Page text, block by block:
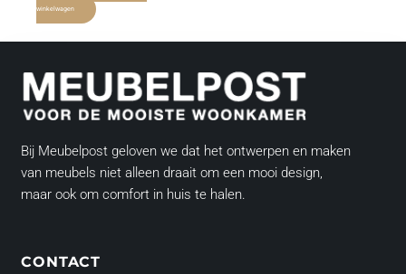
winkelwagen
Bij Meubelpost geloven we dat het ontwerpen en maken
van meubels niet alleen draait om een mooi design,
maar ook om comfort in huis te halen.
CONTACT